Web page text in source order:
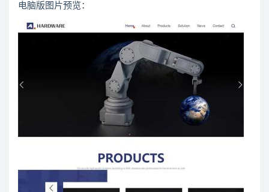
电脑版图片预览：